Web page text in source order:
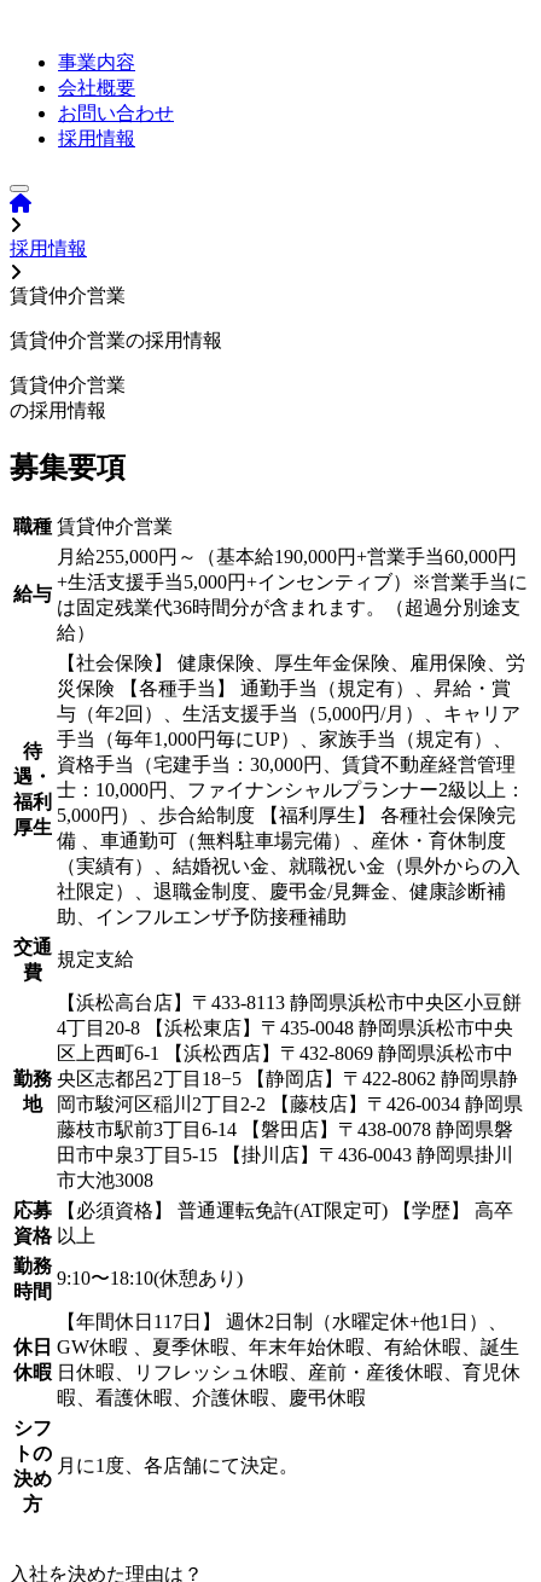
事業内容
会社概要
お問い合わせ
採用情報
採用情報
賃貸仲介営業
賃貸仲介営業の採用情報
賃貸仲介営業
の採用情報
募集要項
職種 賃貸仲介営業
給与
月給255,000円～（基本給190,000円+営業手当60,000円
+生活支援手当5,000円+インセンティブ）※営業手当に
は固定残業代36時間分が含まれます。（超過分別途支
給）
待
遇・
福利
厚生
【社会保険】 健康保険、厚生年金保険、雇用保険、労
災保険 【各種手当】 通勤手当（規定有）、昇給・賞
与（年2回）、生活支援手当（5,000円/月）、キャリア
手当（毎年1,000円毎にUP）、家族手当（規定有）、
資格手当（宅建手当：30,000円、賃貸不動産経営管理
士：10,000円、ファイナンシャルプランナー2級以上：
5,000円）、歩合給制度 【福利厚生】 各種社会保険完
備 、車通勤可（無料駐車場完備）、産休・育休制度
（実績有）、結婚祝い金、就職祝い金（県外からの入
社限定）、退職金制度、慶弔金/見舞金、健康診断補
助、インフルエンザ予防接種補助
交通
費
規定支給
勤務
地
【浜松高台店】〒433-8113 静岡県浜松市中央区小豆餅
4丁目20-8 【浜松東店】〒435-0048 静岡県浜松市中央
区上西町6-1 【浜松西店】〒432-8069 静岡県浜松市中
央区志都呂2丁目18−5 【静岡店】〒422-8062 静岡県静
岡市駿河区稲川2丁目2-2 【藤枝店】〒426-0034 静岡県
藤枝市駅前3丁目6-14 【磐田店】〒438-0078 静岡県磐
田市中泉3丁目5-15 【掛川店】〒436-0043 静岡県掛川
市大池3008
応募
資格
【必須資格】 普通運転免許(AT限定可) 【学歴】 高卒
以上
勤務
時間
9:10〜18:10(休憩あり)
休日
休暇
【年間休日117日】 週休2日制（水曜定休+他1日）、
GW休暇 、夏季休暇、年末年始休暇、有給休暇、誕生
日休暇、リフレッシュ休暇、産前・産後休暇、育児休
暇、看護休暇、介護休暇、慶弔休暇
シフ
トの
決め
方
月に1度、各店舗にて決定。
入社を決めた理由は？